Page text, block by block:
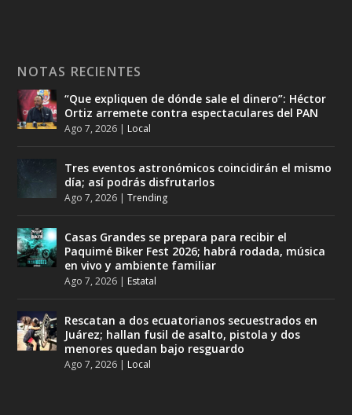
NOTAS RECIENTES
“Que expliquen de dónde sale el dinero”: Héctor
Ortiz arremete contra espectaculares del PAN
Ago 7, 2026 | Local
Tres eventos astronómicos coincidirán el mismo
día; así podrás disfrutarlos
Ago 7, 2026 |Trending
Casas Grandes se prepara para recibir el
Paquimé Biker Fest 2026; habrá rodada, música
en vivo y ambiente familiar
Ago 7, 2026 | Estatal
Rescatan a dos ecuatorianos secuestrados en
Juárez; hallan fusil de asalto, pistola y dos
menores quedan bajo resguardo
Ago 7, 2026 | Local